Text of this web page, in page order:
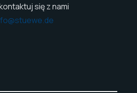
się z nami